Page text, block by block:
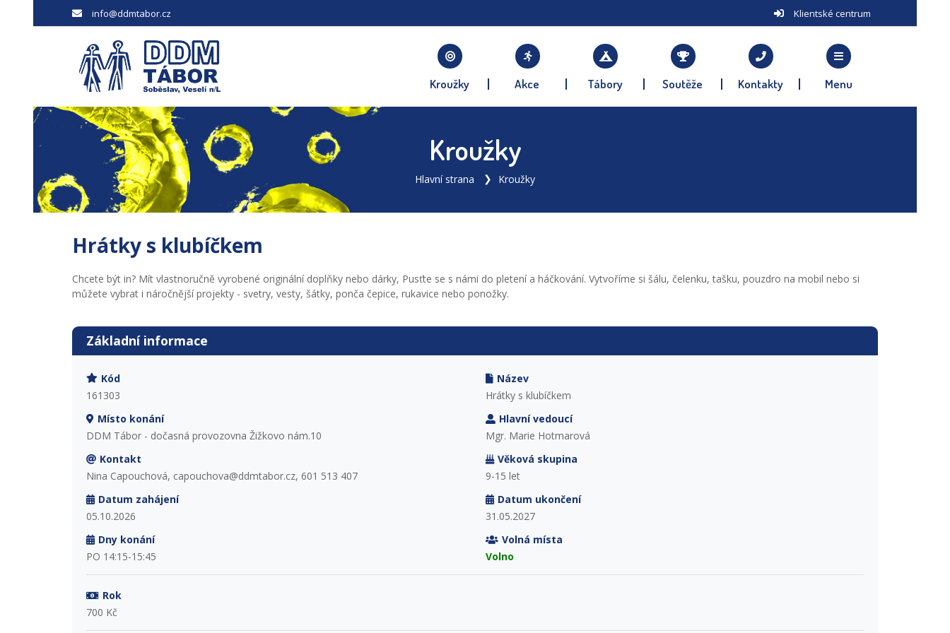
info@ddmtabor.cz Klientské centrum
Kroužky Akce Tábory Soutěže Kontakty Menu
Kroužky
Hlavní strana Kroužky
Hrátky s klubíčkem
Chcete být in? Mít vlastnoručně vyrobené originální doplňky nebo dárky, Pusťte se s námi do pletení a háčkování. Vytvoříme si šálu, čelenku, tašku, pouzdro na mobil nebo si
můžete vybrat i náročnější projekty - svetry, vesty, šátky, ponča čepice, rukavice nebo ponožky.
Základní informace
Kód
161303
Název
Hrátky s klubíčkem
Místo konání
DDM Tábor - dočasná provozovna Žižkovo nám.10
Hlavní vedoucí
Mgr. Marie Hotmarová
Kontakt
Nina Capouchová, capouchova@ddmtabor.cz, 601 513 407
Věková skupina
9-15 let
Datum zahájení
05.10.2026
Datum ukončení
31.05.2027
Dny konání
PO 14:15-15:45
Volná místa
Volno
Rok
700 Kč